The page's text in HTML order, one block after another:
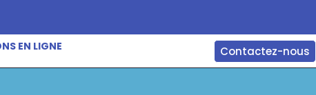
EN LIGNE Contactez-nous